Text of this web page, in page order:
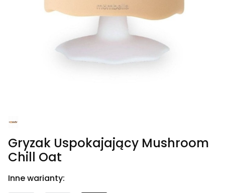
Gryzak Uspokajający Mushroom
Chill Oat
Inne warianty: